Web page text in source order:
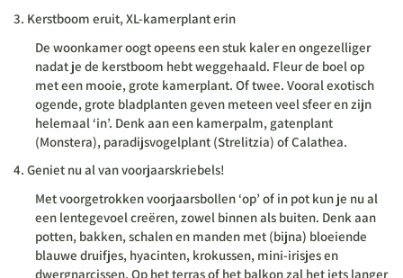
Kerstboom eruit, XL-kamerplant erin
De woonkamer oogt opeens een stuk kaler en ongezelliger
nadat je de kerstboom hebt weggehaald. Fleur de boel op
met een mooie, grote kamerplant. Of twee. Vooral exotisch
ogende, grote bladplanten geven meteen veel sfeer en zijn
helemaal ‘in’. Denk aan een kamerpalm, gatenplant
(Monstera), paradijsvogelplant (Strelitzia) of Calathea.
Geniet nu al van voorjaarskriebels!
Met voorgetrokken voorjaarsbollen ‘op’ of in pot kun je nu al
een lentegevoel creëren, zowel binnen als buiten. Denk aan
potten, bakken, schalen en manden met (bijna) bloeiende
blauwe druifjes, hyacinten, krokussen, mini-irisjes en
dwergnarcissen. Op het terras of het balkon zal het iets langer